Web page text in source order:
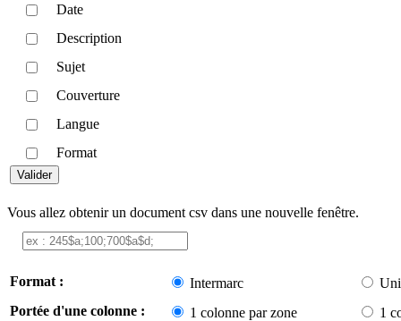
Date
Description
Sujet
Couverture
Langue
Format
Vous allez obtenir un document csv dans une nouvelle fenêtre.
Format : Intermarc
Portée d'une colonne :
1 colonne par zone
1